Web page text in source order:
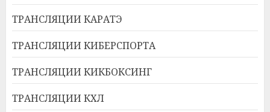
ТРАНСЛЯЦИИ КАРАТЭ
ТРАНСЛЯЦИИ КИБЕРСПОРТА
ТРАНСЛЯЦИИ КИКБОКСИНГ
ТРАНСЛЯЦИИ КХЛ